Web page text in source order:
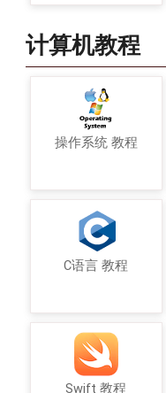
计算机教程
操作系统 教程
C语言 教程
Swift 教程